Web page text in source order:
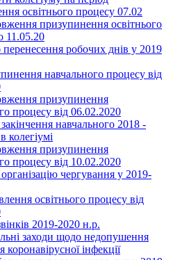
освітнього процесу 07.02
призупинення освітнього
11.05.20
робочих днів у 2019
навчального процесу від
призупинення
процесу від 06.02.2020
навчального 2018 -
колегіумі
призупинення
процесу від 10.02.2020
чергування у 2019-
освітнього процесу від
2019-2020 н.р.
заходи щодо недопушення
інфекції